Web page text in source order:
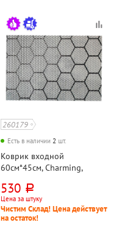
260179
Есть в наличии 2 шт.
Коврик входной
60см*45см, Charming,
этиленвинилацетат
530 руб.
Цена за штуку
Чистим Склад! Цена действует
на остаток!